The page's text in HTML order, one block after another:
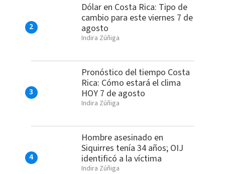
Dólar en Costa Rica: Tipo de
cambio para este viernes 7 de
agosto
Indira Zúñiga
Pronóstico del tiempo Costa
Rica: Cómo estará el clima
HOY 7 de agosto
Indira Zúñiga
Hombre asesinado en
Siquirres tenía 34 años; OIJ
identificó a la víctima
Indira Zúñiga